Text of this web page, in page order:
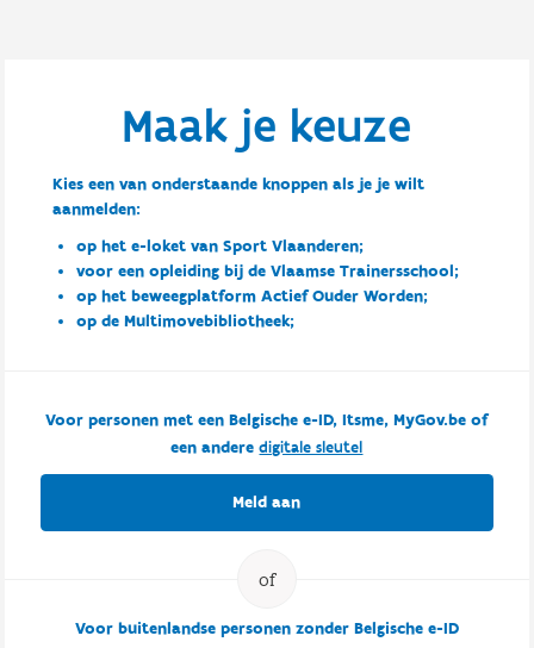
Maak je keuze
Kies een van onderstaande knoppen als je je wilt
aanmelden:
op het e-loket van Sport Vlaanderen;
voor een opleiding bij de Vlaamse Trainersschool;
op het beweegplatform Actief Ouder Worden;
op de Multimovebibliotheek;
Voor personen met een Belgische e-ID, Itsme, MyGov.be of
een anderedigitale sleutel
Meld aan
Voor buitenlandse personen zonder Belgische e-ID